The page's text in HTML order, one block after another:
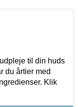
til din huds
du årtier med
Klik